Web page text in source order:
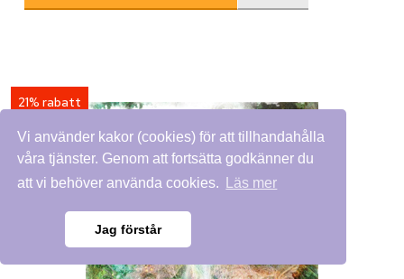
Vi använder kakor (cookies) för att tillhandahålla
våra tjänster. Genom att fortsätta godkänner du
att vi behöver använda cookies.
Läs mer
Jag förstår
21% rabatt